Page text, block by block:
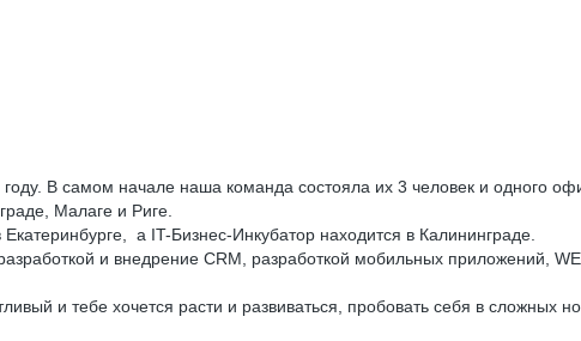
В самом начале наша команда состояла их 3 человек и одного
Малаге и Риге.
а IT-Бизнес-Инкубатор находится в Калининграде.
и внедрение CRM, разработкой мобильных приложений,
и тебе хочется расти и развиваться, пробовать себя в сложных